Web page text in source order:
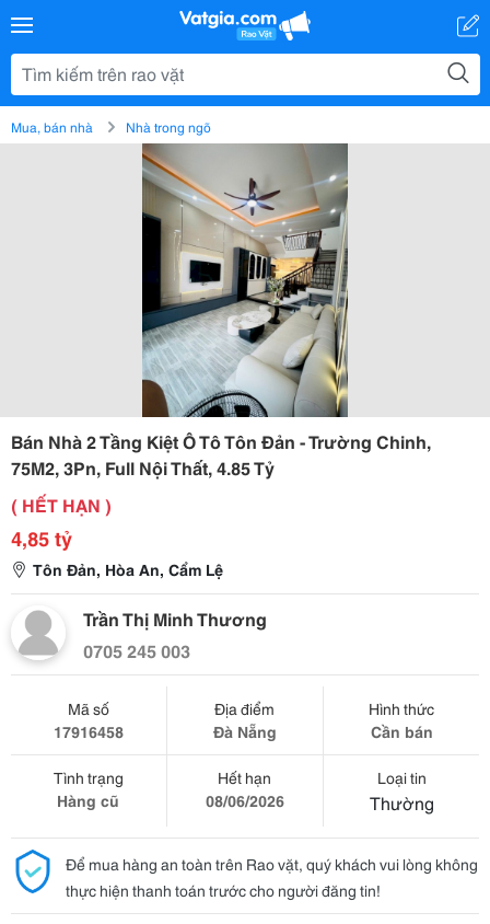
Mua, bán nhà Nhà trong ngõ
Bán Nhà 2 Tầng Kiệt Ô Tô Tôn Đản - Trường Chinh,
75M2, 3Pn, Full Nội Thất, 4.85 Tỷ
( HẾT HẠN )
4,85 tỷ
Tôn Đản, Hòa An, Cẩm Lệ
Trần Thị Minh Thương
0705 245 003
Mã số
17916458
Địa điểm
Đà Nẵng
Hình thức
Cần bán
Tình trạng
Hàng cũ
Hết hạn
08/06/2026
Loại tin
Thường
Để mua hàng an toàn trên Rao vặt, quý khách vui lòng không
thực hiện thanh toán trước cho người đăng tin!